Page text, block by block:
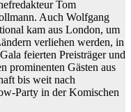
Tom
Auch Wolfgang
kam aus London, um
verliehen werden, in
feierten Preisträger und
prominenten Gästen aus
bis weit nach
Party in der Komischen